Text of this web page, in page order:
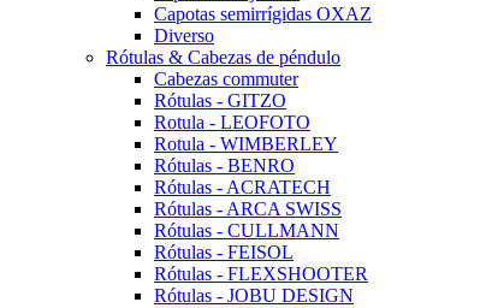
Capotas semirrígidas OXAZ
Diverso
Rótulas & Cabezas de péndulo
Cabezas commuter
Rótulas - GITZO
Rotula - LEOFOTO
Rotula - WIMBERLEY
Rótulas - BENRO
Rótulas - ACRATECH
Rótulas - ARCA SWISS
Rótulas - CULLMANN
Rótulas - FEISOL
Rótulas - FLEXSHOOTER
Rótulas - JOBU DESIGN